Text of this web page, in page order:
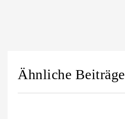
Ähnliche Beiträge